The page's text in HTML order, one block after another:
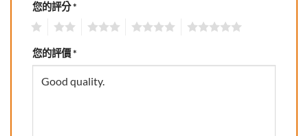
您的評分*
您的評價*